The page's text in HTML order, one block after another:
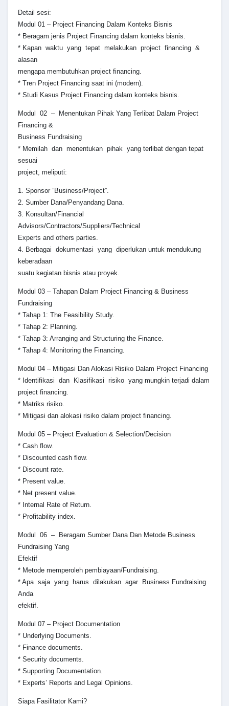
Detail sesi:
Modul 01 – Project Financing Dalam Konteks Bisnis
* Beragam jenis Project Financing dalam konteks bisnis.
* Kapan waktu yang tepat melakukan project financing &
alasan
mengapa membutuhkan project financing.
* Tren Project Financing saat ini (modern).
* Studi Kasus Project Financing dalam konteks bisnis.
Modul 02 – Menentukan Pihak Yang Terlibat Dalam Project
Financing &
Business Fundraising
* Memilah dan menentukan pihak yang terlibat dengan tepat
sesuai
project, meliputi:
1. Sponsor ”Business/Project”.
2. Sumber Dana/Penyandang Dana.
3. Konsultan/Financial
Advisors/Contractors/Suppliers/Technical
Experts and others parties.
4. Berbagai dokumentasi yang diperlukan untuk mendukung
keberadaan
suatu kegiatan bisnis atau proyek.
Modul 03 – Tahapan Dalam Project Financing & Business
Fundraising
* Tahap 1: The Feasibility Study.
* Tahap 2: Planning.
* Tahap 3: Arranging and Structuring the Finance.
* Tahap 4: Monitoring the Financing.
Modul 04 – Mitigasi Dan Alokasi Risiko Dalam Project Financing
* Identifikasi dan Klasifikasi risiko yang mungkin terjadi dalam
project financing.
* Matriks risiko.
* Mitigasi dan alokasi risiko dalam project financing.
Modul 05 – Project Evaluation & Selection/Decision
* Cash flow.
* Discounted cash flow.
* Discount rate.
* Present value.
* Net present value.
* Internal Rate of Return.
* Profitability index.
Modul 06 – Beragam Sumber Dana Dan Metode Business
Fundraising Yang
Efektif
* Metode memperoleh pembiayaan/Fundraising.
* Apa saja yang harus dilakukan agar Business Fundraising
Anda
efektif.
Modul 07 – Project Documentation
* Underlying Documents.
* Finance documents.
* Security documents.
* Supporting Documentation.
* Experts’ Reports and Legal Opinions.
Siapa Fasilitator Kami?